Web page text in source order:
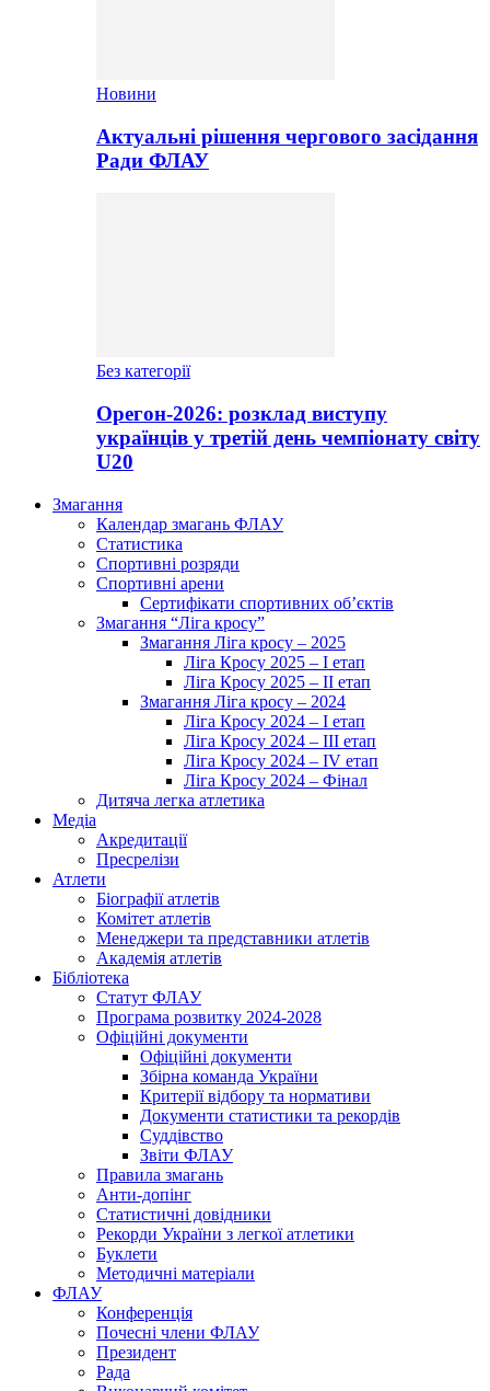
Новини
Актуальні рішення чергового засідання
Ради ФЛАУ
Без категорії
Орегон-2026: розклад виступу
українців у третій день чемпіонату світу
U20
Змагання
Календар змагань ФЛАУ
Статистика
Спортивні розряди
Спортивні арени
Сертифікати спортивних об’єктів
Змагання “Ліга кросу”
Змагання Ліга кросу – 2025
Ліга Кросу 2025 – I етап
Ліга Кросу 2025 – II етап
Змагання Ліга кросу – 2024
Ліга Кросу 2024 – I етап
Ліга Кросу 2024 – III етап
Ліга Кросу 2024 – IV етап
Ліга Кросу 2024 – Фінал
Дитяча легка атлетика
Медіа
Акредитації
Пресрелізи
Атлети
Біографії атлетів
Комітет атлетів
Менеджери та представники атлетів
Академія атлетів
Бібліотека
Статут ФЛАУ
Програма розвитку 2024-2028
Офіційні документи
Офіційні документи
Збірна команда України
Критерії відбору та нормативи
Документи статистики та рекордів
Суддівство
Звіти ФЛАУ
Правила змагань
Анти-допінг
Статистичні довідники
Рекорди України з легкої атлетики
Буклети
Методичні матеріали
ФЛАУ
Конференція
Почесні члени ФЛАУ
Президент
Рада